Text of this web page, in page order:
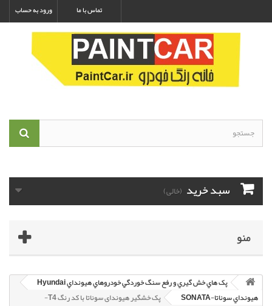
ورود به حساب تماس با ما
سبد خرید (خالی)
منو
پک هاي خش گيري و رفع سنگ خوردگي خودروهاي هيونداي Hyundai
هيونداي سوناتا-SONATA
پک خشگير هیوندای سوناتا با کد رنگ T4-